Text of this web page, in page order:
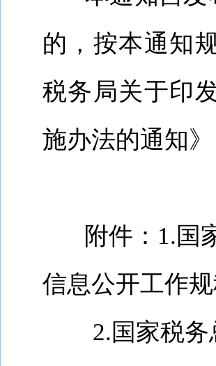
的，按本通知
税务局关于印
施办法的通知
附件： 1.国
信息公开工作
2.国家税